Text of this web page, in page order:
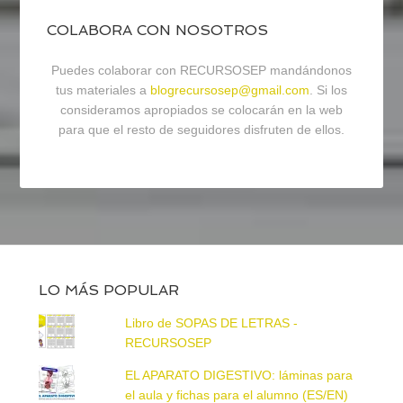
COLABORA CON NOSOTROS
Puedes colaborar con RECURSOSEP mandándonos
tus materiales a blogrecursosep@gmail.com. Si los
consideramos apropiados se colocarán en la web
para que el resto de seguidores disfruten de ellos.
LO MÁS POPULAR
Libro de SOPAS DE LETRAS -
RECURSOSEP
EL APARATO DIGESTIVO: láminas para
el aula y fichas para el alumno (ES/EN)